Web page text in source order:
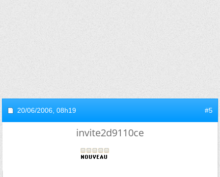
20/06/2006, 08h19 #5
invite2d9110ce